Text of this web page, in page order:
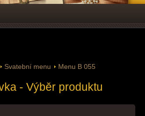
Svatební menu Menu B 055
- Výběr produktu